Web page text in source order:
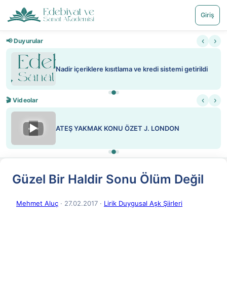
Giriş
📢 Duyurular ‹ ›
Nadir içeriklere kısıtlama ve kredi sistemi getirildi
🎬 Videolar ‹ ›
▶ ATEŞ YAKMAK KONU ÖZET J. LONDON
Güzel Bir Haldir Sonu Ölüm Değil
Mehmet Aluç · 27.02.2017 · Lirik Duygusal Aşk Şiirleri